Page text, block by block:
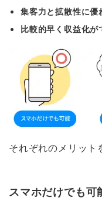
集客力と拡散性に優
比較的早く収益化が
それぞれのメリット
スマホだけでも可